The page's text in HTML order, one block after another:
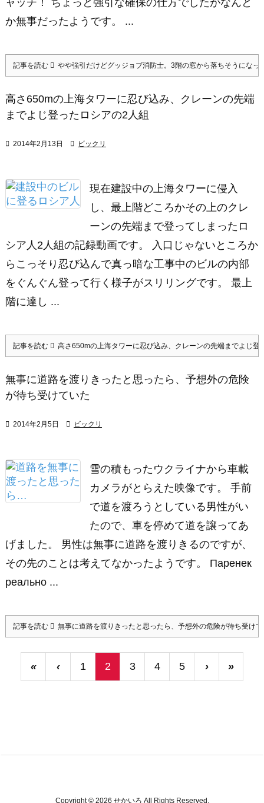
ャッチ！ ちょっと強引な確保の仕方でしたがなんと
か無事だったようです。 ...
記事を読む やや強引だけどグッジョブ消防士。3階の窓から落ちそうになっ
高さ650mの上海タワーに忍び込み、クレーンの先端
までよじ登ったロシアの2人組
 2014年2月13日  ビックリ
現在建設中の上海タワーに侵入
し、最上階どころかその上のクレ
ーンの先端まで登ってしまったロ
シア人2人組の記録動画です。 入口じゃないところか
らこっそり忍び込んで真っ暗な工事中のビルの内部
をぐんぐん登って行く様子がスリリングです。 最上
階に達し ...
記事を読む 高さ650mの上海タワーに忍び込み、クレーンの先端までよじ登
無事に道路を渡りきったと思ったら、予想外の危険
が待ち受けていた
 2014年2月5日  ビックリ
雪の積もったウクライナから車載
カメラがとらえた映像です。 手前
で道を渡ろうとしている男性がい
たので、車を停めて道を譲ってあ
げました。 男性は無事に道路を渡りきるのですが、
その先のことは考えてなかったようです。 Паренек
реально ...
記事を読む 無事に道路を渡りきったと思ったら、予想外の危険が待ち受け
« ‹ 1 2 3 4 5 › »
Copyright © 2026 せかいろ All Rights Reserved.